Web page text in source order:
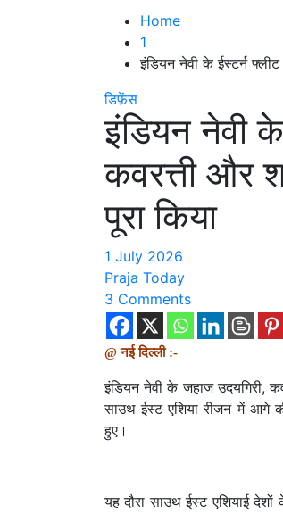
Home
1
इंडियन नेवी के ईस्टर्न
डिफ़ेंस
इंडियन नेवी
कवरत्ती और
पूरा किया
1 July 2026
Praja Today
3 Comments
@ नई दिल्ली :-
इंडियन नेवी के जहाज उदयगिरी,
साउथ ईस्ट एशिया रीजन में आगे
हुए।
यह दौरा साउथ ईस्ट एशियाई